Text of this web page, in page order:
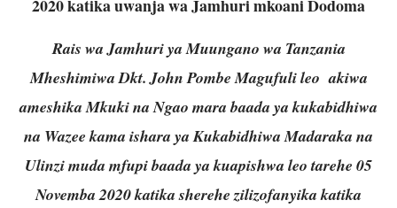
2020 katika uwanja wa Jamhuri mkoani Dodoma
Rais wa Jamhuri ya Muungano wa Tanzania
Mheshimiwa Dkt. John Pombe Magufuli leo akiwa
ameshika Mkuki na Ngao mara baada ya kukabidhiwa
na Wazee kama ishara ya Kukabidhiwa Madaraka na
Ulinzi muda mfupi baada ya kuapishwa leo tarehe 05
Novemba 2020 katika sherehe zilizofanyika katika